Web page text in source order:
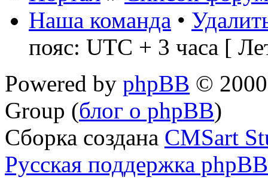
Наша команда •
пояс: UTC + 3 часа [
Powered by phpBB ©
Group (блог о phpBB)
Сборка создана CMSart
Русская поддержка phpBB